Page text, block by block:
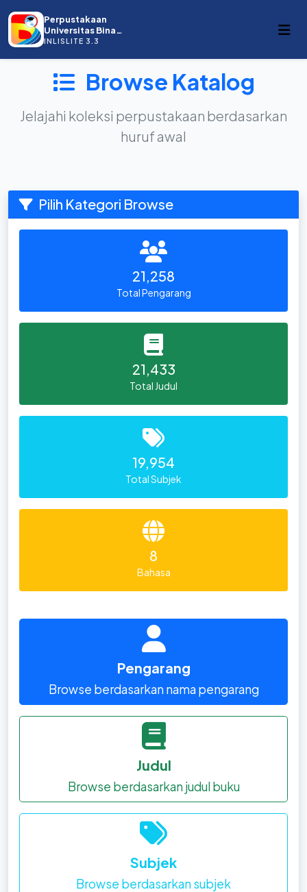
Perpustakaan
Universitas Bina
Darma
INLISLITE 3.3
Browse Katalog
Jelajahi koleksi perpustakaan berdasarkan
huruf awal
Pilih Kategori Browse
21,258
Total Pengarang
21,433
Total Judul
19,954
Total Subjek
8
Bahasa
Pengarang
Browse berdasarkan nama pengarang
Judul
Browse berdasarkan judul buku
Subjek
Browse berdasarkan subjek